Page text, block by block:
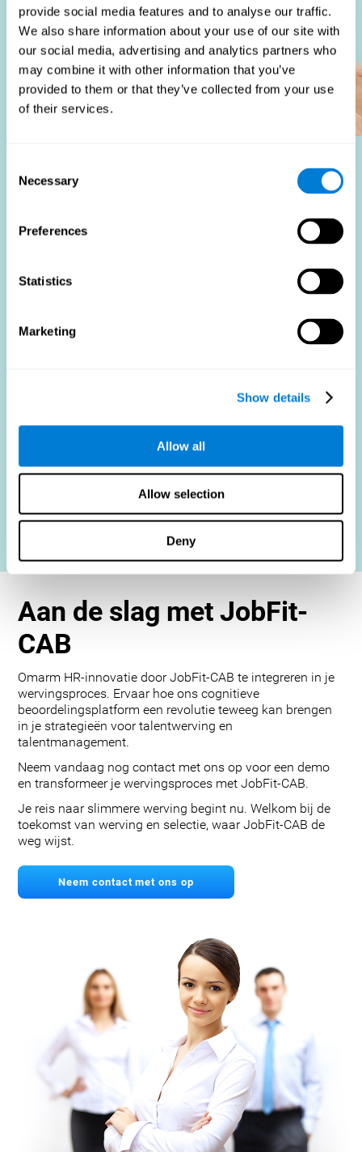
provide social media features and to analyse our traffic.
We also share information about your use of our site with
our social media, advertising and analytics partners who
may combine it with other information that you’ve
provided to them or that they’ve collected from your use
of their services.
Selection
Necessary
Preferences
Statistics
Marketing
Show details
Allow all
Allow selection
Deny
Wie Profiteert Hiervan?
uit van een uitgebreide wervingsstrategie, met als doel
het wervingsproces te stroomlijnen door objectieve
wervingsproces ondersteunen. Deze beoordelingen zijn
niet alleen nuttig voor het identificeren van de meest
eerlijkheid en diversiteit in het wervingsproces door zich
te richten op de specifieke vereisten van de baan in
tevredenheid door kandidaten nauwkeurig te matchen
Aan de slag met JobFit-
CAB
Omarm HR-innovatie door JobFit-CAB te integreren in je
wervingsproces. Ervaar hoe ons cognitieve
beoordelingsplatform een revolutie teweeg kan brengen
in je strategieën voor talentwerving en
talentmanagement.
Neem vandaag nog contact met ons op voor een demo
en transformeer je wervingsproces met JobFit-CAB.
Je reis naar slimmere werving begint nu. Welkom bij de
toekomst van werving en selectie, waar JobFit-CAB de
weg wijst.
Neem contact met ons op